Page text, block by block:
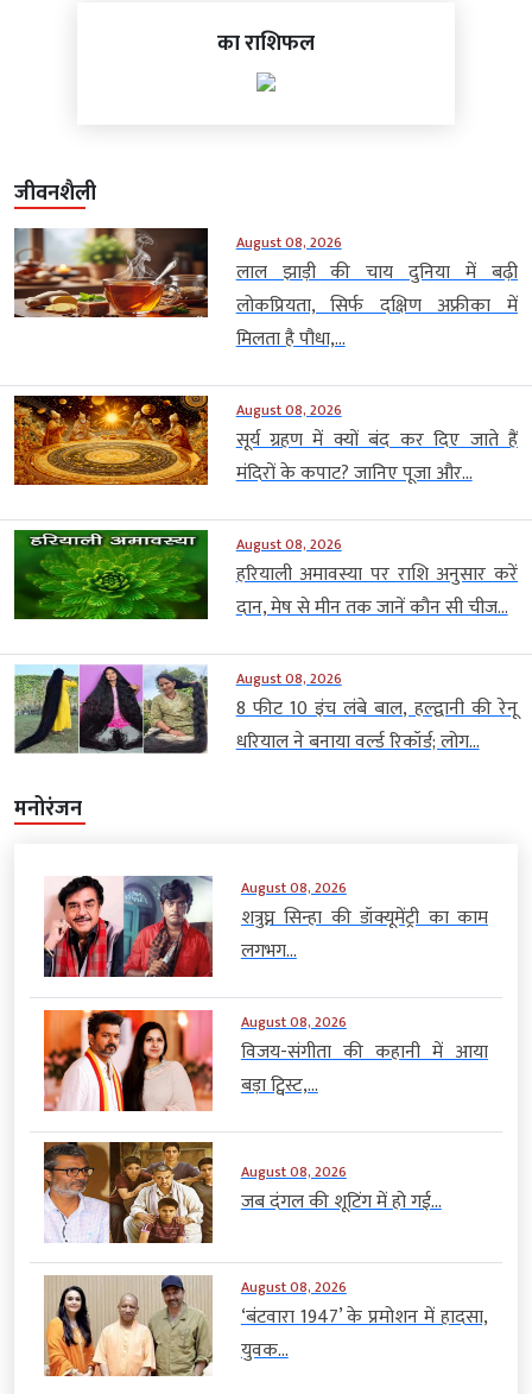
का राशिफल
जीवनशैली
August 08, 2026
लाल झाड़ी की चाय दुनिया में बढ़ी
लोकप्रियता, सिर्फ दक्षिण अफ्रीका में
मिलता है पौधा,...
August 08, 2026
सूर्य ग्रहण में क्यों बंद कर दिए जाते हैं
मंदिरों के कपाट? जानिए पूजा और...
August 08, 2026
हरियाली अमावस्या पर राशि अनुसार करें
दान, मेष से मीन तक जानें कौन सी चीज...
August 08, 2026
8 फीट 10 इंच लंबे बाल, हल्द्वानी की रेनू
धरियाल ने बनाया वर्ल्ड रिकॉर्ड; लोग...
मनोरंजन
August 08, 2026
शत्रुघ्न सिन्हा की डॉक्यूमेंट्री का काम
लगभग...
August 08, 2026
विजय-संगीता की कहानी में आया
बड़ा ट्विस्ट,...
August 08, 2026
जब दंगल की शूटिंग में हो गई...
August 08, 2026
‘बंटवारा 1947’ के प्रमोशन में हादसा,
युवक...